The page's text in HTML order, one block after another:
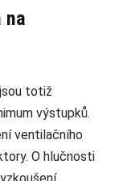
na
totiž
výstupků.
ventilačního
O hlučnosti